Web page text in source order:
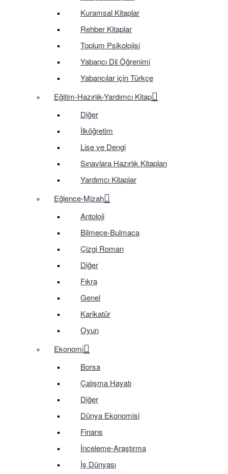
Kuramsal Kitaplar
Rehber Kitaplar
Toplum Psikolojisi
Yabancı Dil Öğrenimi
Yabancılar için Türkçe
Eğitim-Hazırlık-Yardımcı Kitap
Diğer
İlköğretim
Lise ve Dengi
Sınavlara Hazırlık Kitapları
Yardımcı Kitaplar
Eğlence-Mizah
Antoloji
Bilmece-Bulmaca
Çizgi Roman
Diğer
Fıkra
Genel
Karikatür
Oyun
Ekonomi
Borsa
Çalışma Hayatı
Diğer
Dünya Ekonomisi
Finans
İnceleme-Araştırma
İş Dünyası